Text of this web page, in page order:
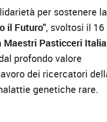
per sostenere la
il Futuro”, svoltosi il 16
Maestri Pasticceri
profondo valore
dei ricercatori
genetiche rare.